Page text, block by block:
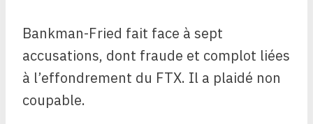
Bankman-Fried fait face à sept
accusations, dont fraude et complot liées
à l’effondrement du FTX. Il a plaidé non
coupable.